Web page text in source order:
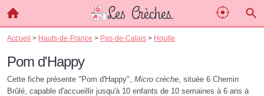
Accueil > Hauts-de-France > Pas-de-Calais > Houlle
Pom d'Happy
Cette fiche présente "Pom d'Happy", Micro crèche, située 6 Chemin
Brûlé, capable d'accueillir jusqu'à 10 enfants de 10 semaines à 6 ans à